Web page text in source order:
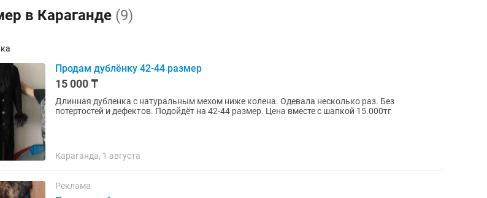
в Караганде (9)
Продам дублёнку 42-44 размер
15 000 ₸
Длинная дубленка с натуральным мехом ниже колена. Одевала несколько раз. Без
потертостей и дефектов. Подойдёт на 42-44 размер. Цена вместе с шапкой 15.000тг
Караганда, 1 августа
Реклама